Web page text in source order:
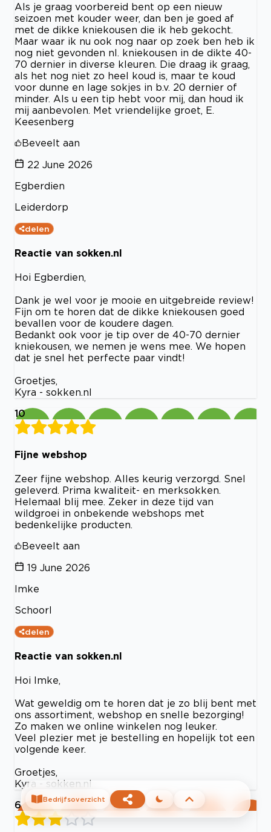
Als je graag voorbereid bent op een nieuw
seizoen met kouder weer, dan ben je goed af
met de dikke kniekousen die ik heb gekocht.
Maar waar ik nu ook nog naar op zoek ben heb ik
nog niet gevonden nl. kniekousen in de dikte 40-
70 dernier in diverse kleuren. Die draag ik graag,
als het nog niet zo heel koud is, maar te koud
voor dunne en lage sokjes in b.v. 20 dernier of
minder. Als u een tip hebt voor mij, dan houd ik
mij aanbevolen. Met vriendelijke groet, E.
Keesenberg
Beveelt aan
22 June 2026
Egberdien
Leiderdorp
delen
Reactie van sokken.nl
Hoi Egberdien,
Dank je wel voor je mooie en uitgebreide review!
Fijn om te horen dat de dikke kniekousen goed
bevallen voor de koudere dagen.
Bedankt ook voor je tip over de 40-70 dernier
kniekousen, we nemen je wens mee. We hopen
dat je snel het perfecte paar vindt!
Groetjes,
Kyra - sokken.nl
10
Fijne webshop
Zeer fijne webshop. Alles keurig verzorgd. Snel
geleverd. Prima kwaliteit- en merksokken.
Helemaal blij mee. Zeker in deze tijd van
wildgroei in onbekende webshops met
bedenkelijke producten.
Beveelt aan
19 June 2026
Imke
Schoorl
delen
Reactie van sokken.nl
Hoi Imke,
Wat geweldig om te horen dat je zo blij bent met
ons assortiment, webshop en snelle bezorging!
Zo maken we online winkelen nog leuker.
Veel plezier met je bestelling en hopelijk tot een
volgende keer.
Groetjes,
Kyra - sokken.nl
6
Bedrijfsoverzicht